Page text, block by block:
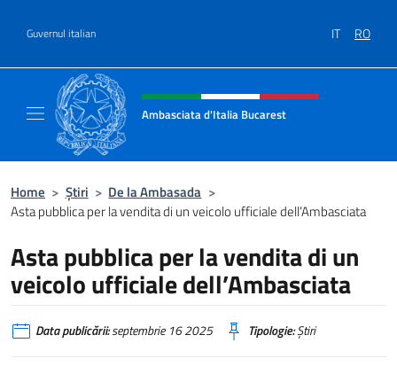
Guvernul italian IT RO
Header, social and menu of site
Ambasciata d'Italia Bucarest
Home > Știri > De la Ambasada >
Asta pubblica per la vendita di un veicolo ufficiale dell’Ambasciata
Asta pubblica per la vendita di un
veicolo ufficiale dell’Ambasciata
Data publicării:septembrie 16 2025 Tipologie:Știri